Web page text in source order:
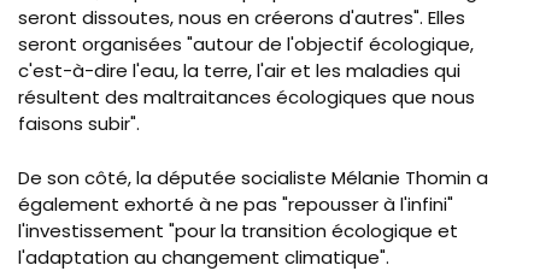
seront dissoutes, nous en créerons d'autres". Elles
seront organisées "autour de l'objectif écologique,
c'est-à-dire l'eau, la terre, l'air et les maladies qui
résultent des maltraitances écologiques que nous
faisons subir".
De son côté, la députée socialiste Mélanie Thomin a
également exhorté à ne pas "repousser à l'infini"
l'investissement "pour la transition écologique et
l'adaptation au changement climatique".